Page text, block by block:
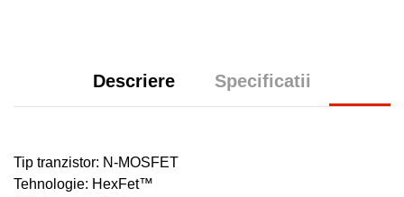
Descriere Specificatii
Tip tranzistor: N-MOSFET
Tehnologie: HexFet™